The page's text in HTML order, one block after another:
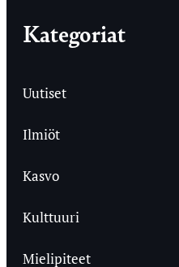
Kategoriat
Uutiset
Ilmiöt
Kasvo
Kulttuuri
Mielipiteet